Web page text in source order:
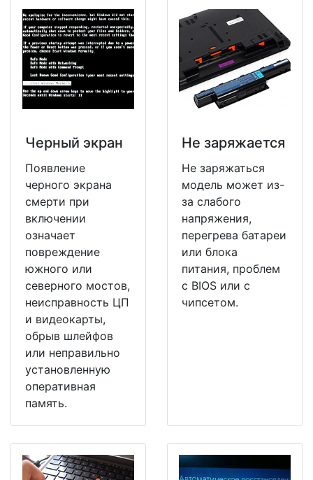
Черный экран
Появление
черного экрана
смерти при
включении
означает
повреждение
южного или
северного мостов,
неисправность ЦП
и видеокарты,
обрыв шлейфов
или неправильно
установленную
оперативная
память.
Не заряжается
Не заряжаться
модель может из-
за слабого
напряжения,
перегрева батареи
или блока
питания, проблем
с BIOS или с
чипсетом.